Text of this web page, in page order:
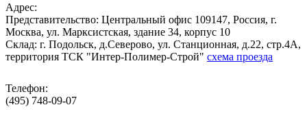
Адрес:
Представительство: Центральный офис 109147, Россия, г.
Москва, ул. Марксистская, здание 34, корпус 10
Cклад: г. Подольск, д.Северово, ул. Станционная, д.22, стр.4А,
территория ТСК "Интер-Полимер-Строй" схема проезда
Телефон:
(495) 748-09-07